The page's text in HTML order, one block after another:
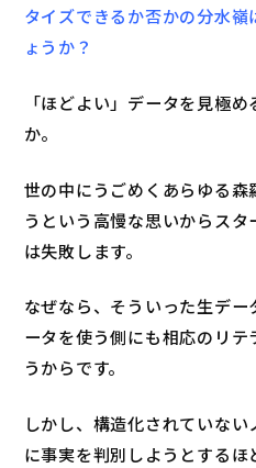
タイズできるか否かの分水
ょうか？
「ほどよい」データを見極
か。
世の中にうごめくあらゆる
うという高慢な思いからス
は失敗します。
なぜなら、そういった生デ
ータを使う側にも相応のリ
うからです。
しかし、構造化されていな
に事実を判別しようとする